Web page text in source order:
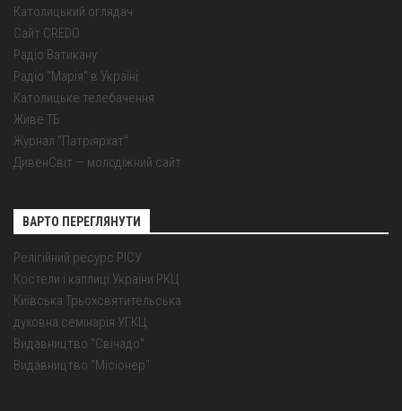
Католицький оглядач
Сайт CREDO
Радіо Ватикану
Радіо "Марія" в Україні
Католицьке телебачення
Живе ТБ
Журнал "Патріярхат"
ДивенСвіт — молодіжний сайт
ВАРТО ПЕРЕГЛЯНУТИ
Релігійний ресурс РІСУ
Костели і каплиці України РКЦ
Київська Трьохсвятительська
духовна семінарія УГКЦ
Видавництво "Свічадо"
Видавництво "Місіонер"